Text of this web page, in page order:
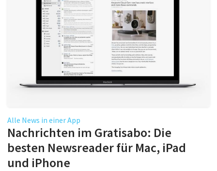
Alle News in einer App
Nachrichten im Gratisabo: Die
besten Newsreader für Mac, iPad
und iPhone